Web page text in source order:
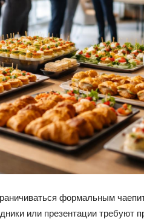
формальным
или презентации требуют